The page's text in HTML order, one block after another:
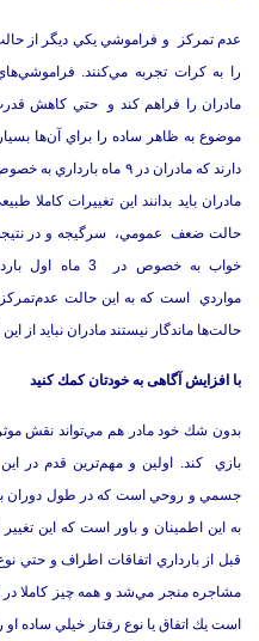
عدم تمركز و فراموشي‌ يكي ديگر از
را به كرات تجربه مي‌كنند.
مادران را فراهم كند و حتي كاهش
موضوع به ظاهر ساده را براي آن‌ها
مادران بايد بدانند اين تغييرات كاملا
حالت ضعف عمومي، سرگيجه و در
خواب به خصوص
مواردي است كه به اين حالت عدم‌تمركز
حالت‌ها ماندگار نيستند مادران نبايد از
با افزایش آگاهی به خودتان كمك كنيد
بدون شك خود مادر هم مي‌تواند نقش
بازي كند. اولين و مهم‌ترين قدم در
جسمي و روحي است كه در طول دوران
به اين اطمينان و باور است كه اين تغيير
قبل از بارداري اتفاقات اطراف و
مشاجره منجر مي‌شد و همه چيز كاملا در
است يك اتفاق يا نوع رفتار خيلي ساده